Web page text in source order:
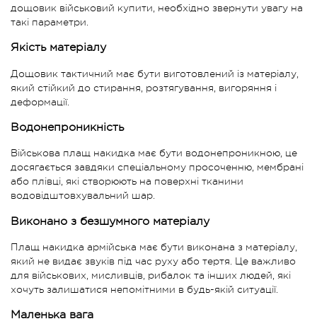
дощовик військовий купити, необхідно звернути увагу на
такі параметри.
Якість матеріалу
Дощовик тактичний має бути виготовлений із матеріалу,
який стійкий до стирання, розтягування, вигоряння і
деформації.
Водонепроникність
Військова плащ накидка має бути водонепроникною, це
досягається завдяки спеціальному просоченню, мембрані
або плівці, які створюють на поверхні тканини
водовідштовхувальний шар.
Виконано з безшумного матеріалу
Плащ накидка армійська має бути виконана з матеріалу,
який не видає звуків під час руху або тертя. Це важливо
для військових, мисливців, рибалок та інших людей, які
хочуть залишатися непомітними в будь-якій ситуації.
Маленька вага